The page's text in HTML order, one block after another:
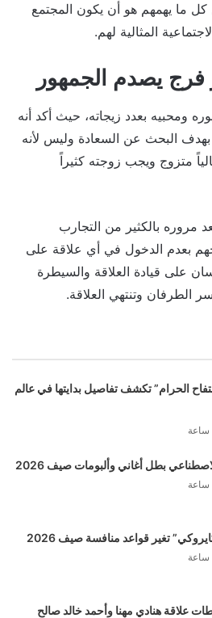
ما يهمهم هو أن يكون المجتمع
المثالية لهم.
فرج يصدم الجمهور
ومحبيه بعدد زيجاته، حيث أكد أنه
6 مرات؛ بهدف البحث عن السعادة وليس لأنه
متزوج ويجب زوجته كثيراً
مروره بالكثير من التجارب
بعدم الدخول في أي علاقة على
على قيادة العلاقة والسيطرة
الطرفان وتنتهي العلاقة.
الحرام” تكشف تفاصيل بدايتها في عالم
بطل أغاني وألبومات صيف 2026
تغير قواعد منافسة صيف 2026
علاقة هنادي مهنا وأحمد خالد صالح